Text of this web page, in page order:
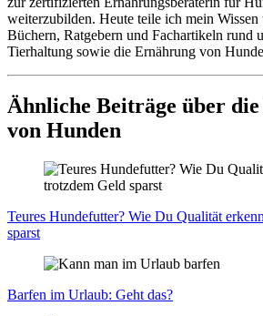
weiterzubilden. Heute teile ich mein
Büchern, Ratgebern und Fachartikeln rund
Tierhaltung sowie die Ernährung von
Ähnliche Beiträge über
von Hunden
Teu­res Hun­de­fut­ter? Wie Du Qua­li­tät
sparst
Bar­fen im Urlaub: Geht das?